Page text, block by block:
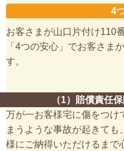
4
お客さまが山口片付け110
「4つの安心」でお客さま
す。
（1）賠償責任
万が一お客様宅に傷をつけ
まうような事故が起きて
様にご納得いただけるまで